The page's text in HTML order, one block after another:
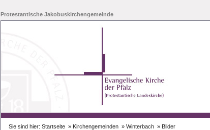
Protestantische Jakobuskirchengemeinde
Logo der Evangelischen Kirche der Pfalz - Link zurück zur
Sie sind hier: Startseite» Kirchengemeinden» Winterbach» Bilder